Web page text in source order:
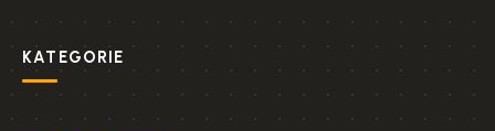
KATEGORIE